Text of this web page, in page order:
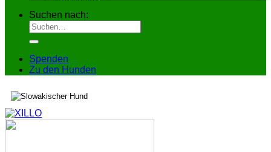
Suchen nach:
Spenden
Zu den Hunden